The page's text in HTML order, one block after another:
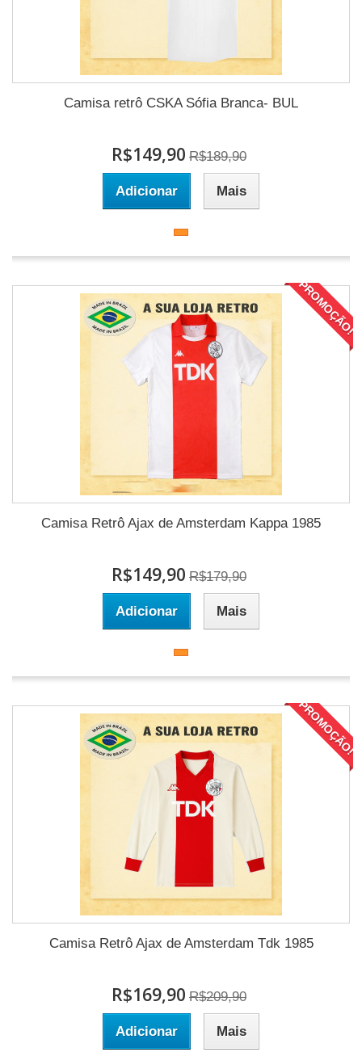
Camisa retrô CSKA Sófia Branca- BUL
R$149,90 R$189,90
Adicionar Mais
PROMOÇÃO!
Camisa Retrô Ajax de Amsterdam Kappa 1985
R$149,90 R$179,90
Adicionar Mais
PROMOÇÃO!
Camisa Retrô Ajax de Amsterdam Tdk 1985
R$169,90 R$209,90
Adicionar Mais